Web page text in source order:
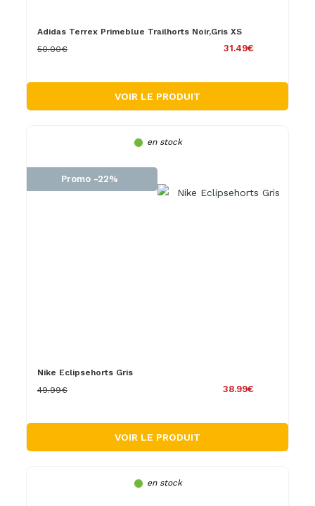
Adidas Terrex Primeblue Trailhorts Noir,Gris XS
31.49€
50.00€
VOIR LE PRODUIT
en stock
Promo -22%
Nike Eclipsehorts Gris
38.99€
49.99€
VOIR LE PRODUIT
en stock